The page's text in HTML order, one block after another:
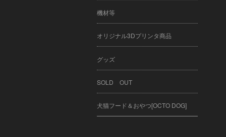
機材等
オリジナル3Dプリンタ商品
グッズ
SOLD OUT
犬猫フード＆おやつ[OCTO DOG]